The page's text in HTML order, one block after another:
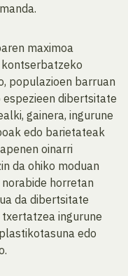
maximoa
populazioen barruan
dibertsitate
gainera, ingurune
edo barietateak
oinarri
da ohiko moduan
horretan
da dibertsitate
ingurune
edo